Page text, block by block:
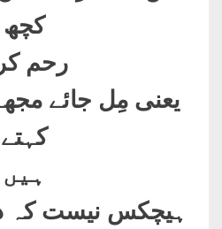
کچھ
رحم
یعنی مِل جائے
کہتے
ہیں
ہیچکس نیست کہ